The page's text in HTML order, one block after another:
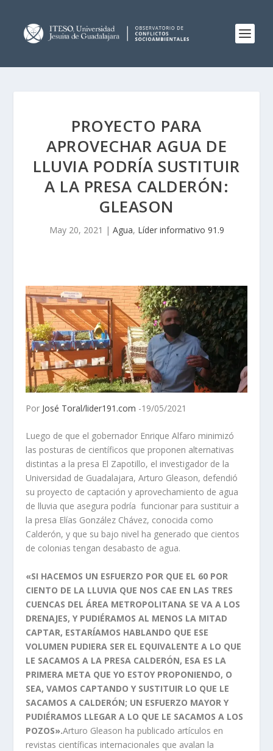
PROYECTO PARA
APROVECHAR AGUA DE
LLUVIA PODRÍA SUSTITUIR
A LA PRESA CALDERÓN:
GLEASON
May 20, 2021 | Agua, Líder informativo 91.9
Por José Toral/lider191.com -19/05/2021
Luego de que el gobernador Enrique Alfaro minimizó
las posturas de científicos que proponen alternativas
distintas a la presa El Zapotillo, el investigador de la
Universidad de Guadalajara, Arturo Gleason, defendió
su proyecto de captación y aprovechamiento de agua
de lluvia que asegura podría funcionar para sustituir a
la presa Elías González Chávez, conocida como
Calderón, y que su bajo nivel ha generado que cientos
de colonias tengan desabasto de agua.
«SI HACEMOS UN ESFUERZO POR QUE EL 60 POR
CIENTO DE LA LLUVIA QUE NOS CAE EN LAS TRES
CUENCAS DEL ÁREA METROPOLITANA SE VA A LOS
DRENAJES, Y PUDIÉRAMOS AL MENOS LA MITAD
CAPTAR, ESTARÍAMOS HABLANDO QUE ESE
VOLUMEN PUDIERA SER EL EQUIVALENTE A LO QUE
LE SACAMOS A LA PRESA CALDERÓN, ESA ES LA
PRIMERA META QUE YO ESTOY PROPONIENDO, O
SEA, VAMOS CAPTANDO Y SUSTITUIR LO QUE LE
SACAMOS A CALDERÓN; UN ESFUERZO MAYOR Y
PUDIÉRAMOS LLEGAR A LO QUE LE SACAMOS A LOS
POZOS».Arturo Gleason ha publicado artículos en
revistas científicas internacionales que avalan la